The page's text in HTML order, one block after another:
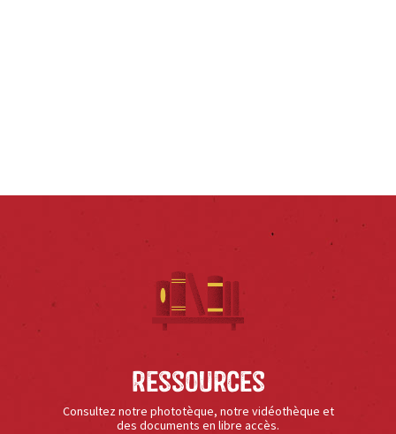
Ressources
Consultez notre phototèque, notre vidéothèque et
des documents en libre accès.